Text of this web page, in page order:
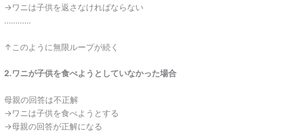
→ワニは子供を返さなければならない
…………
↑このように無限ループが続く
2.ワニが子供を食べようとしていなかった場合
母親の回答は不正解
→ワニは子供を食べようとする
→母親の回答が正解になる